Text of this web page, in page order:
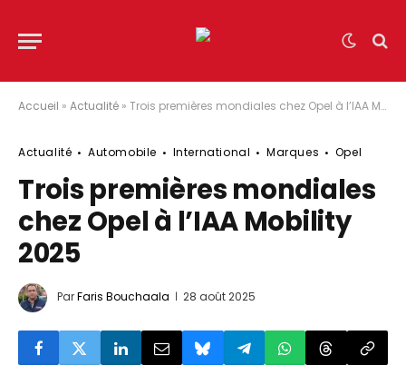
Accueil » Actualité » Trois premières mondiales chez Opel à l’IAA Mobility 2025
Actualité Automobile International Marques Opel
Trois premières mondiales
chez Opel à l’IAA Mobility
2025
ParFaris Bouchaala 28 août 2025